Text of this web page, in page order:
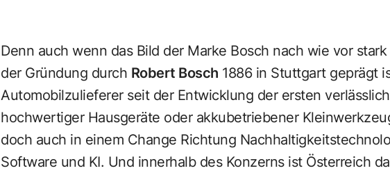
Denn auch wenn das Bild der Marke Bosch nach wie vor
der Gründung durch Robert Bosch 1886 in Stuttgart geprägt
Automobilzulieferer seit der Entwicklung der ersten
hochwertiger Hausgeräte oder akkubetriebener
doch auch in einem Change Richtung
Software und KI. Und innerhalb des Konzerns ist Österreich